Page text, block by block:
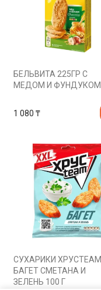
БЕЛЬВИТА 225ГР С
МЕДОМ И ФУНДУКОМ
1 080 ₸
СУХАРИКИ ХРУСТEAM
БАГЕТ СМЕТАНА И
ЗЕЛЕНЬ 100 Г